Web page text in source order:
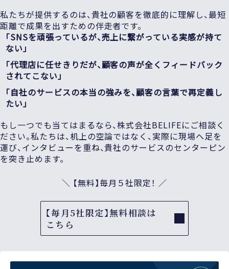
私たちが提供するのは、貴社の顧客を徹底的に理解し、最短
距離で成果を出すための伴走者です。
「SNSを頑張っているが、売上に繋がっている実感が持て
ない」
「代理店に任せきりだが、顧客の声が全くフィードバック
されてこない」
「自社のサービスの本当の強みを、顧客の言葉で再定義し
たい」
もし一つでも当てはまるなら、株式会社BELIFEにご相談く
ださい。私たちは、机上の空論ではなく、実際に現場へ足を
運び、インタビューを重ね、貴社のサービスのセンターピン
を突き止めます。
＼ 【無料】毎月５社限定！ ／
【毎月5社限定】無料相談は
こちら